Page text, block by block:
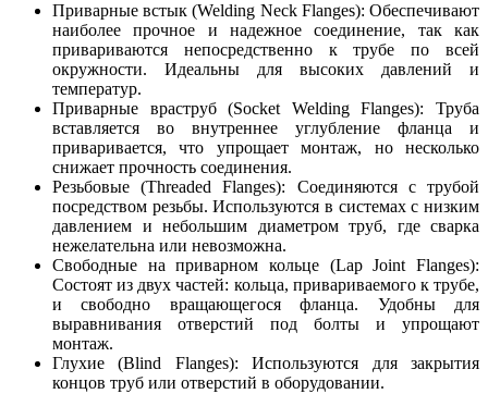
Приварные встык (Welding Neck Flanges): Обеспечивают
наиболее прочное и надежное соединение, так как
привариваются непосредственно к трубе по всей
окружности. Идеальны для высоких давлений и
температур.
Приварные враструб (Socket Welding Flanges): Труба
вставляется во внутреннее углубление фланца и
приваривается, что упрощает монтаж, но несколько
снижает прочность соединения.
Резьбовые (Threaded Flanges): Соединяются с трубой
посредством резьбы. Используются в системах с низким
давлением и небольшим диаметром труб, где сварка
нежелательна или невозможна.
Свободные на приварном кольце (Lap Joint Flanges):
Состоят из двух частей: кольца, привариваемого к трубе,
и свободно вращающегося фланца. Удобны для
выравнивания отверстий под болты и упрощают
монтаж.
Глухие (Blind Flanges): Используются для закрытия
концов труб или отверстий в оборудовании.